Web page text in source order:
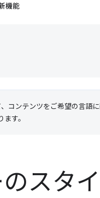
機能
コンテンツをご希望の言語
す。
スタ